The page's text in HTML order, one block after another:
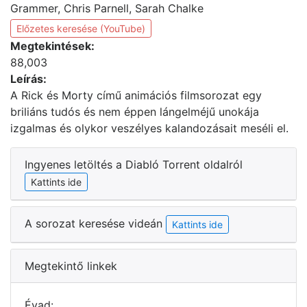
Grammer, Chris Parnell, Sarah Chalke
Előzetes keresése (YouTube)
Megtekintések:
88,003
Leírás:
A Rick és Morty című animációs filmsorozat egy
briliáns tudós és nem éppen lángelméjű unokája
izgalmas és olykor veszélyes kalandozásait meséli el.
Ingyenes letöltés a Diabló Torrent oldalról
Kattints ide
A sorozat keresése videán Kattints ide
Megtekintő linkek